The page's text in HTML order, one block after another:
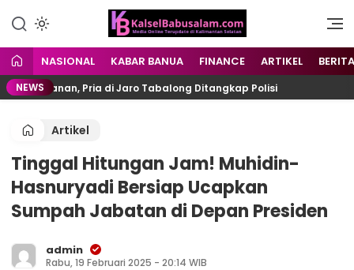
kalselbabusalam.com
Menyuarakan Kalsel,
Menginspirasi Nusantara
NASIONAL KABAR BANUA FINANCE ARTIKEL BERITA
NEWS Pria di Jaro Tabalong Ditangkap Polisi
Artikel
Tinggal Hitungan Jam! Muhidin-
Hasnuryadi Bersiap Ucapkan
Sumpah Jabatan di Depan Presiden
admin
Rabu, 19 Februari 2025 - 20:14 WIB